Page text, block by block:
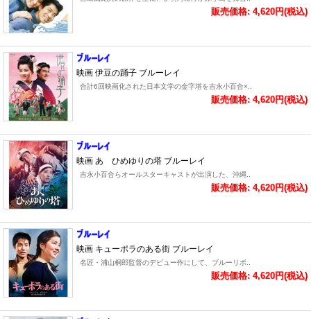
販売価格: 4,620円(税込)
映画 伊豆の踊子 ブルーレイ
合計6回映画化された日本文学の金字塔を吉永小百合×..
販売価格: 4,620円(税込)
映画 あゝひめゆりの塔 ブルーレイ
吉永小百合らオールスターキャストが出演した、沖縄..
販売価格: 4,620円(税込)
映画 キューポラのある街 ブルーレイ
名匠・浦山桐郎監督のデビュー作にして、ブルーリボ..
販売価格: 4,620円(税込)